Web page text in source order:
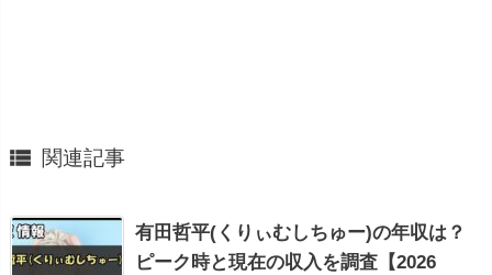
 関連記事
有田哲平(くりぃむしちゅー)の年収は？
ピーク時と現在の収入を調査【2026